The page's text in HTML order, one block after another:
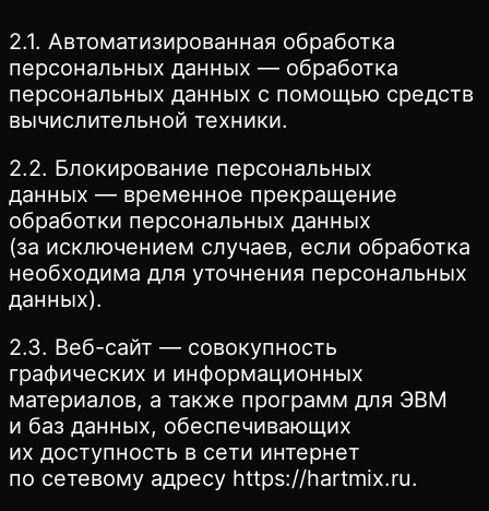
2.1. Автоматизированная обработка
персональных данных — обработка
персональных данных с помощью средств
вычислительной техники.
2.2. Блокирование персональных
данных — временное прекращение
обработки персональных данных
(за исключением случаев, если обработка
необходима для уточнения персональных
данных).
2.3. Веб-сайт — совокупность
графических и информационных
материалов, а также программ для ЭВМ
и баз данных, обеспечивающих
их доступность в сети интернет
по сетевому адресу https://hartmix.ru.